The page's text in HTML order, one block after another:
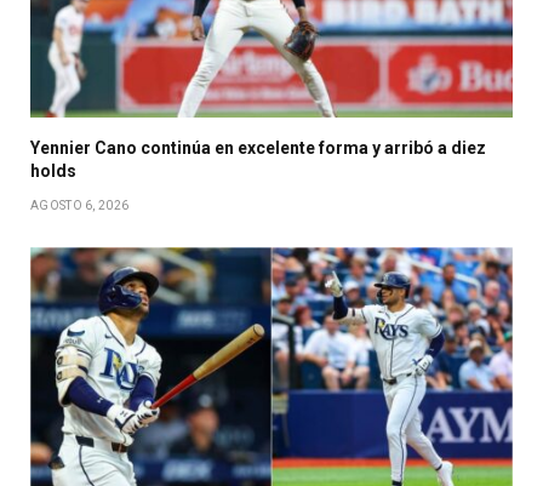
Yennier Cano continúa en excelente forma y arribó a diez
holds
AGOSTO 6, 2026